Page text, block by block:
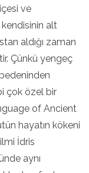
ve
alt
aldığı zaman
Çünkü yengeç
çok özel bir
of Ancient
hayatın kökeni
İdris
aynı